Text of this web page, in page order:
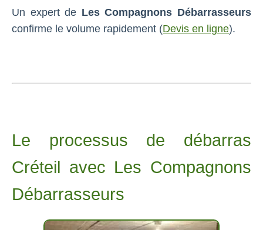
Un expert de Les Compagnons Débarrasseurs
confirme le volume rapidement (Devis en ligne).
Le processus de débarras
Créteil avec Les Compagnons
Débarrasseurs